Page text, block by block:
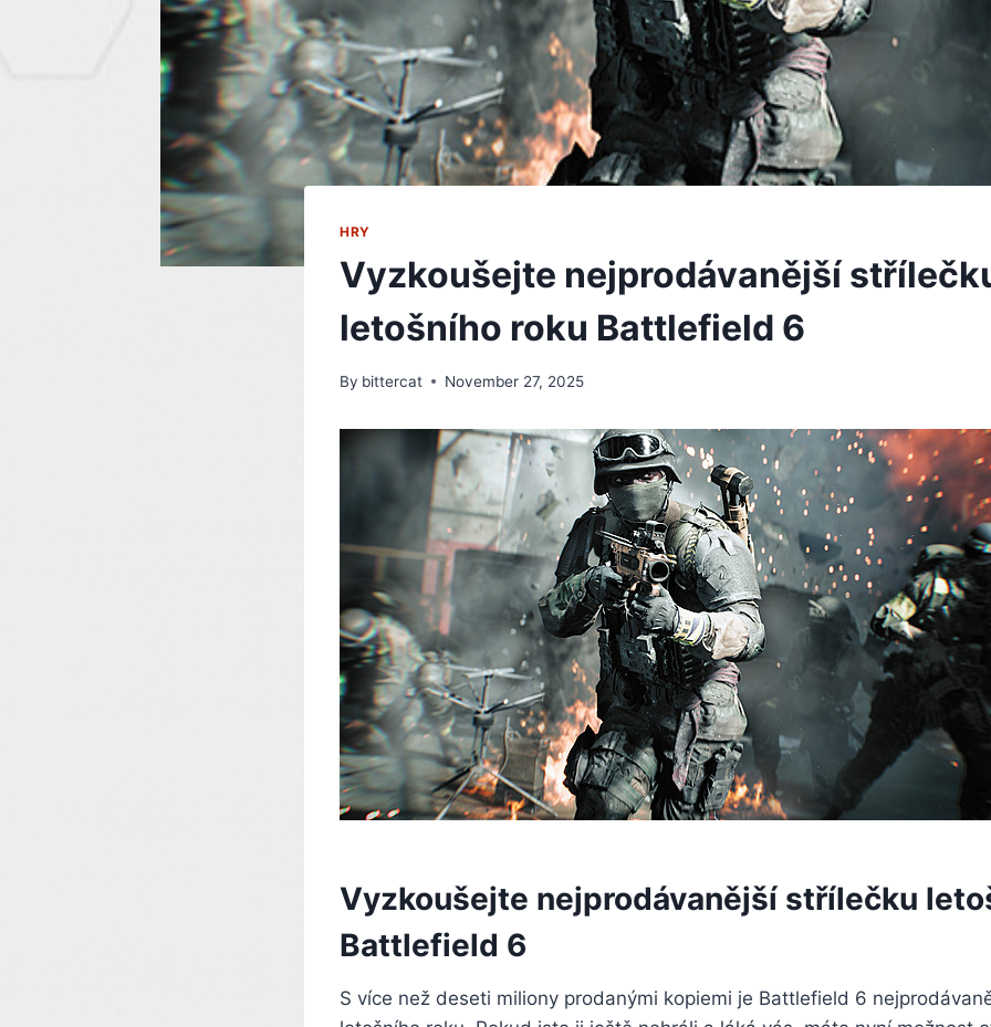
HRY
Vyzkoušejte nejprodávanější
letošního roku Battlefield 6
By bittercat November 27, 2025
Vyzkoušejte nejprodávanější střílečku
Battlefield 6
S více než deseti miliony prodanými kopiemi je Battlefield 6